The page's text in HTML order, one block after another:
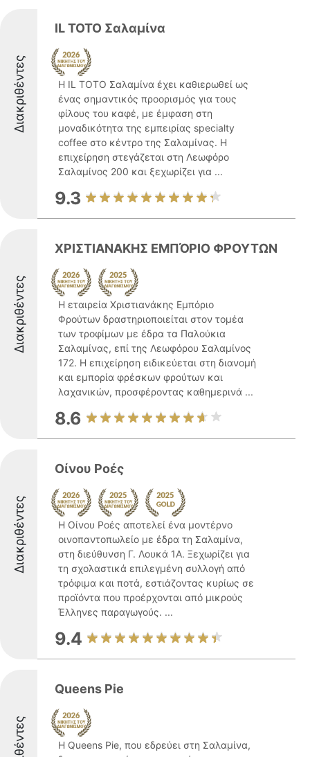
Διακριθέντες
IL TOTO Σαλαμίνα
Η IL TOTO Σαλαμίνα έχει καθιερωθεί ως
ένας σημαντικός προορισμός για τους
φίλους του καφέ, με έμφαση στη
μοναδικότητα της εμπειρίας specialty
coffee στο κέντρο της Σαλαμίνας. Η
επιχείρηση στεγάζεται στη Λεωφόρο
Σαλαμίνος 200 και ξεχωρίζει για ...
9.3
Διακριθέντες
ΧΡΙΣΤΙΑΝΑΚΗΣ ΕΜΠΌΡΙΟ ΦΡΟΥΤΩΝ
Η εταιρεία Χριστιανάκης Εμπόριο
Φρούτων δραστηριοποιείται στον τομέα
των τροφίμων με έδρα τα Παλούκια
Σαλαμίνας, επί της Λεωφόρου Σαλαμίνος
172. Η επιχείρηση ειδικεύεται στη διανομή
και εμπορία φρέσκων φρούτων και
λαχανικών, προσφέροντας καθημερινά ...
8.6
Διακριθέντες
Οίνου Ροές
Η Οίνου Ροές αποτελεί ένα μοντέρνο
οινοπαντοπωλείο με έδρα τη Σαλαμίνα,
στη διεύθυνση Γ. Λουκά 1Α. Ξεχωρίζει για
τη σχολαστικά επιλεγμένη συλλογή από
τρόφιμα και ποτά, εστιάζοντας κυρίως σε
προϊόντα που προέρχονται από μικρούς
Έλληνες παραγωγούς. ...
9.4
Queens Pie
Η Queens Pie, που εδρεύει στη Σαλαμίνα,